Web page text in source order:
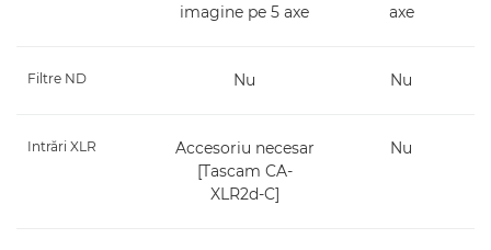
imagine pe 5 axe
axe
Filtre ND Nu Nu
Intrări XLR
Accesoriu necesar
[Tascam CA-
XLR2d-C]
Nu